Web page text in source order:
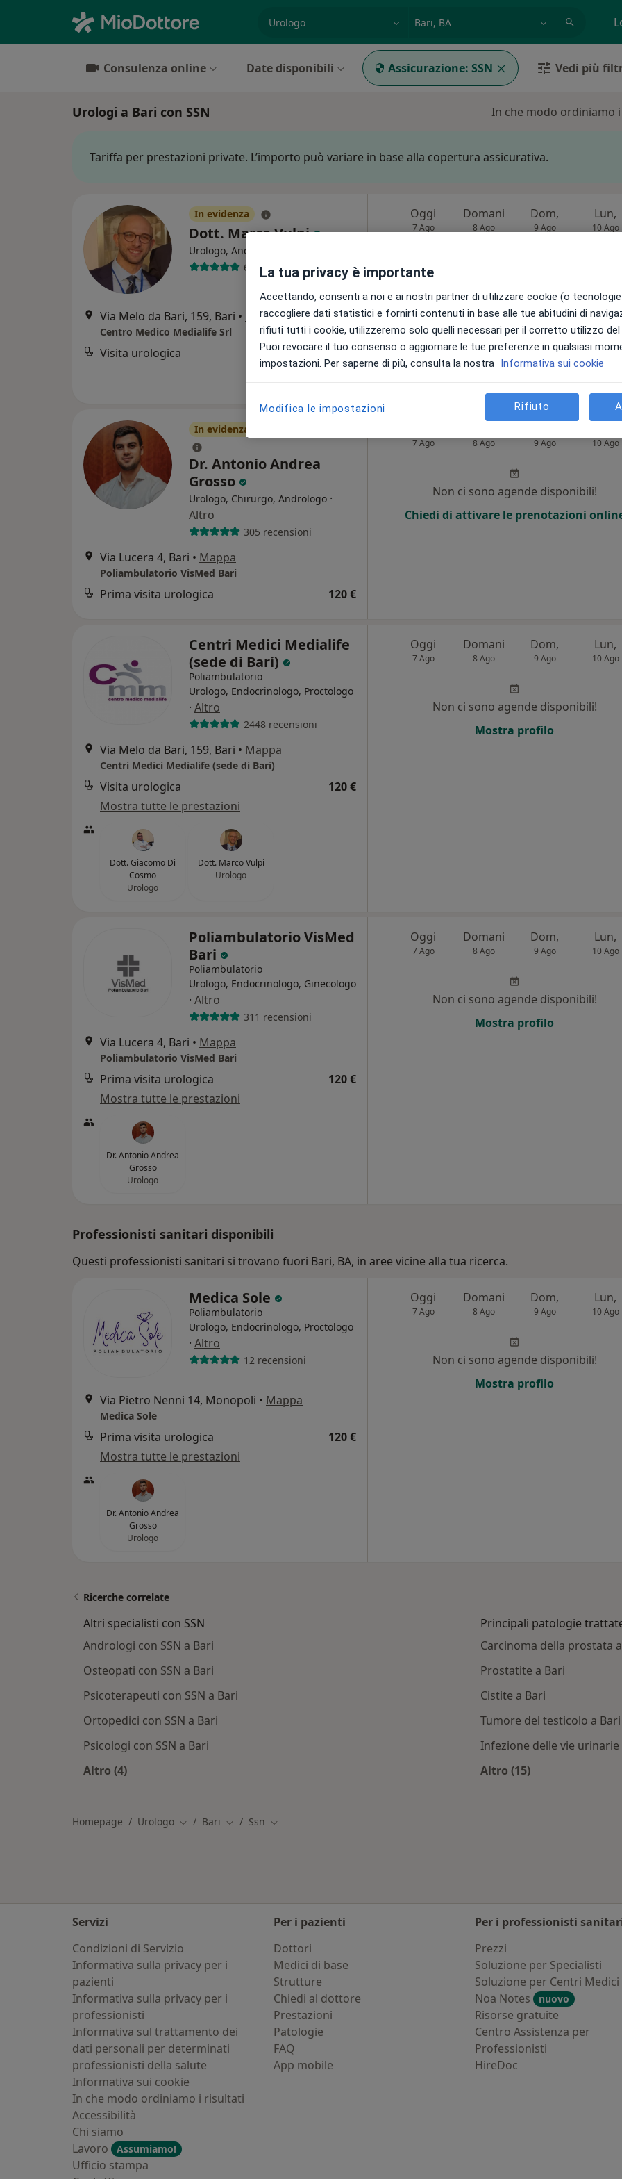
Consulenza online Date disponibili Assicurazione: SSN Vedi più
Urologi a Bari con SSN In che modo ordiniamo
Tariffa per prestazioni private. L’importo può variare in base alla copertura assicurativa.
In evidenza
Dott. Marco Vulpi
Urologo, Andrologo
62 recensioni
Via Melo da Bari, 159, Bari • Mappa
Centro Medico Medialife Srl
Visita urologica 120 €
Oggi
7 Ago
Domani
8 Ago
Dom,
9 Ago
Lun,
10 Ago
Non ci sono agende disponibili!
Chiedi di attivare le prenotazioni
In evidenza
Dr. Antonio Andrea
Grosso
Urologo, Chirurgo, Andrologo ·
Altro
305 recensioni
Via Lucera 4, Bari • Mappa
Poliambulatorio VisMed Bari
Prima visita urologica 120 €
7 Ago 8 Ago 9 Ago 10 Ago
Non ci sono agende disponibili!
Chiedi di attivare le prenotazioni
Centri Medici Medialife
(sede di Bari)
Poliambulatorio
Urologo, Endocrinologo, Proctologo
· Altro
2448 recensioni
Via Melo da Bari, 159, Bari • Mappa
Centri Medici Medialife (sede di Bari)
Visita urologica
120 €
Mostra tutte le prestazioni
Dott. Giacomo Di
Cosmo
Urologo
Dott. Marco Vulpi
Urologo
Oggi
7 Ago
Domani
8 Ago
Dom,
9 Ago
Lun,
10 Ago
Non ci sono agende disponibili!
Mostra profilo
Poliambulatorio VisMed
Bari
Poliambulatorio
Urologo, Endocrinologo, Ginecologo
· Altro
311 recensioni
Via Lucera 4, Bari • Mappa
Poliambulatorio VisMed Bari
Prima visita urologica
120 €
Mostra tutte le prestazioni
Dr. Antonio Andrea
Grosso
Urologo
Oggi
7 Ago
Domani
8 Ago
Dom,
9 Ago
Lun,
10 Ago
Non ci sono agende disponibili!
Mostra profilo
Professionisti sanitari disponibili
Questi professionisti sanitari si trovano fuori Bari, BA, in aree vicine alla tua ricerca.
Medica Sole
Poliambulatorio
Urologo, Endocrinologo, Proctologo
· Altro
12 recensioni
Via Pietro Nenni 14, Monopoli • Mappa
Medica Sole
Prima visita urologica
120 €
Mostra tutte le prestazioni
Dr. Antonio Andrea
Grosso
Urologo
Oggi
7 Ago
Domani
8 Ago
Dom,
9 Ago
Lun,
10 Ago
Non ci sono agende disponibili!
Mostra profilo
Ricerche correlate
Altri specialisti con SSN
Andrologi con SSN a Bari
Osteopati con SSN a Bari
Psicoterapeuti con SSN a Bari
Ortopedici con SSN a Bari
Psicologi con SSN a Bari
Altro (4)
Principali patologie
Carcinoma della prostata
Prostatite a Bari
Cistite a Bari
Tumore del testicolo a Bari
Infezione delle vie urinarie
Altro (15)
Homepage Urologo Cambia città
Bari Cambia città
Ssn Cambia città
Servizi
Condizioni di Servizio
Informativa sulla privacy per i
pazienti
Informativa sulla privacy per i
professionisti
Informativa sul trattamento dei
dati personali per determinati
professionisti della salute
Informativa sui cookie
In che modo ordiniamo i risultati
Accessibilità
Chi siamo
Lavoro
Assumiamo!
Ufficio stampa
Per i pazienti
Dottori
Medici di base
Strutture
Chiedi al dottore
Prestazioni
Patologie
FAQ
App mobile
Per i professionisti
Prezzi
Soluzione per Specialisti
Soluzione per Centri Medici
Noa Notes
nuovo
Risorse gratuite
Centro Assistenza per
Professionisti
HireDoc
La tua privacy è importante
Accettando, consenti a noi e ai nostri partner di utilizzare cookie (o
raccogliere dati statistici e fornirti contenuti in base alle tue abitudini di
rifiuti tutti i cookie, utilizzeremo solo quelli necessari per il corretto utilizzo
Puoi revocare il tuo consenso o aggiornare le tue preferenze in qualsiasi
impostazioni. Per saperne di più, consulta la nostra Informativa sui cookie
Modifica le impostazioni Rifiuto